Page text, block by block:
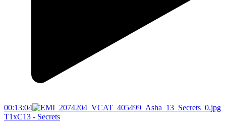
00:13:04
T1xC13 - Secrets